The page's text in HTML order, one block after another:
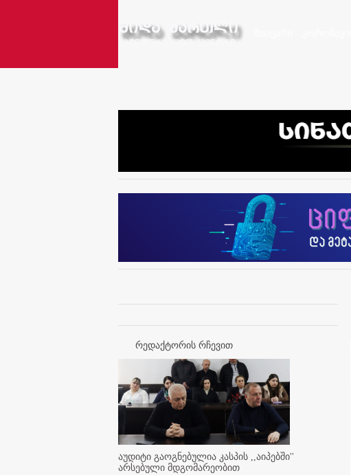
რედაქტორის რჩევით
აუდიტი გაოგნებულია კასპის ,,აიპებში''
არსებული მდგომარეობით